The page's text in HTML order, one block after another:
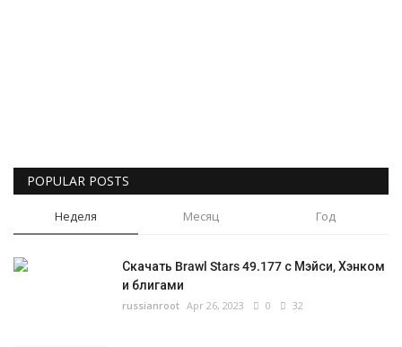
POPULAR POSTS
Неделя Месяц Год
Скачать Brawl Stars 49.177 с Мэйси, Хэнком
и блигами
russianroot Apr 26, 2023 0 32